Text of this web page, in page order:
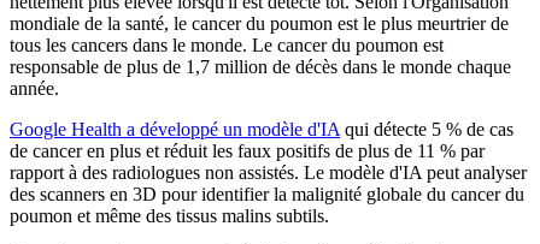
mondiale de la santé, le cancer du poumon est le plus meurtrier de
tous les cancers dans le monde. Le cancer du poumon est
responsable de plus de 1,7 million de décès dans le monde chaque
année.
Google Health a développé un modèle d'IA qui détecte 5 % de cas
de cancer en plus et réduit les faux positifs de plus de 11 % par
rapport à des radiologues non assistés. Le modèle d'IA peut analyser
des scanners en 3D pour identifier la malignité globale du cancer du
poumon et même des tissus malins subtils.